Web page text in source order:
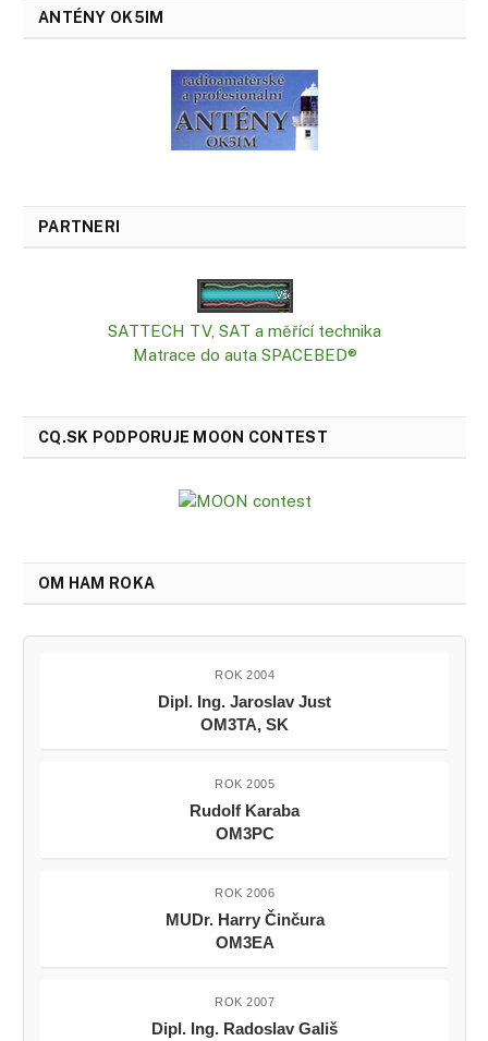
ANTÉNY OK5IM
PARTNERI
SATTECH TV, SAT a měřící technika
Matrace do auta SPACEBED®
CQ.SK PODPORUJE MOON CONTEST
OM HAM ROKA
ROK 2004
Dipl. Ing. Jaroslav Just
OM3TA, SK
ROK 2005
Rudolf Karaba
OM3PC
ROK 2006
MUDr. Harry Činčura
OM3EA
ROK 2007
Dipl. Ing. Radoslav Gališ